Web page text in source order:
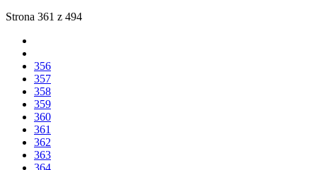
Strona 361 z 494
356
357
358
359
360
361
362
363